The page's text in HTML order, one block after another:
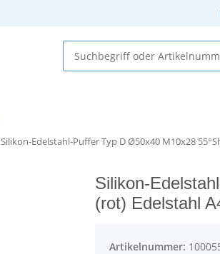
Silikon-Edelstahl-Puffer Typ D Ø50x40 M10x28
Silikon-
(rot) Edelstahl
Artikelnummer: